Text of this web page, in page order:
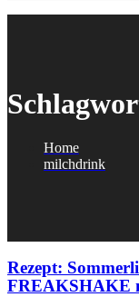
Home
milchdrink
Rezept:
FREAKSHAKE